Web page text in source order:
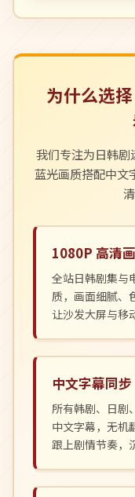
为什么选
我们专注为日韩剧
蓝光画质搭配中文
1080P 高清
全站日韩剧集与
质，画面细腻、
让沙发大屏与移
中文字幕同步
所有韩剧、日剧
中文字幕，无机
跟上剧情节奏，